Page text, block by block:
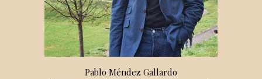
Pablo Méndez Gallardo